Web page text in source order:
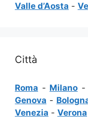
Valle d’Aosta -
Città
Roma - Milano -
Genova -
Venezia - Verona